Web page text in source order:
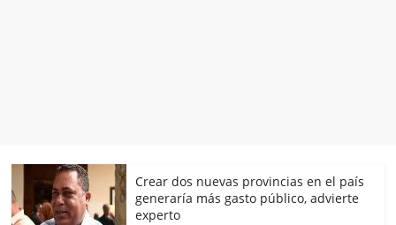
Crear dos nuevas provincias en el país
generaría más gasto público, advierte
experto